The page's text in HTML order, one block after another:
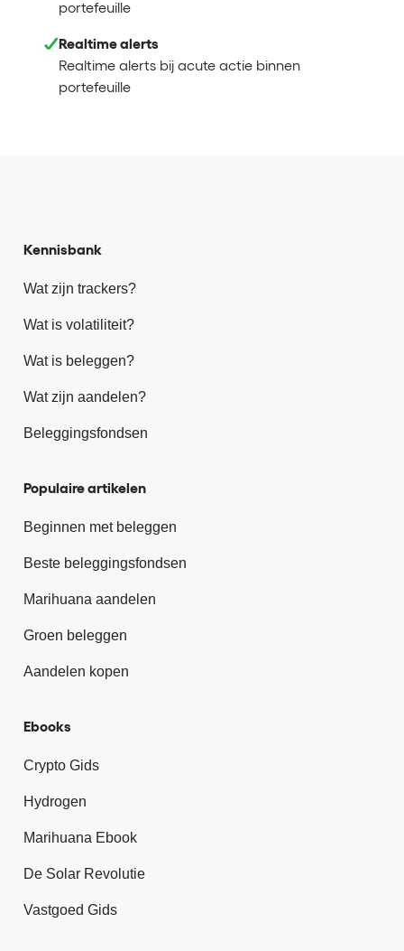
portefeuille
Realtime alerts
Realtime alerts bij acute actie binnen
portefeuille
Kennisbank
Wat zijn trackers?
Wat is volatiliteit?
Wat is beleggen?
Wat zijn aandelen?
Beleggingsfondsen
Populaire artikelen
Beginnen met beleggen
Beste beleggingsfondsen
Marihuana aandelen
Groen beleggen
Aandelen kopen
Ebooks
Crypto Gids
Hydrogen
Marihuana Ebook
De Solar Revolutie
Vastgoed Gids